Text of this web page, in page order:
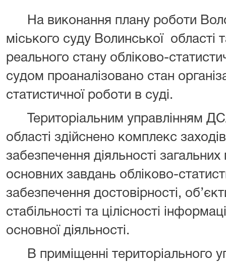
На виконання плану роботи
міського суду Волинської
області
реального стану обліково-
судом проаналізовано стан
статистичної роботи в суді.
Територіальним управлінням
області здійснено комплекс
забезпечення діяльності загальних
основних завдань обліково-
забезпечення достовірності,
стабільності та цілісності
основної діяльності.
В приміщенні територіального